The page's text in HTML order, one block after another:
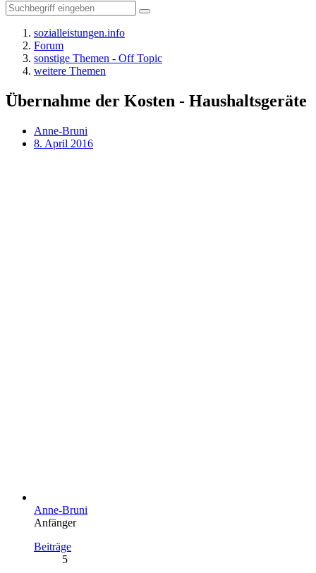
sozialleistungen.info
Forum
sonstige Themen - Off Topic
weitere Themen
Übernahme der Kosten - Haushaltsgeräte
Anne-Bruni
8. April 2016
Anne-Bruni
Anfänger
Beiträge
5